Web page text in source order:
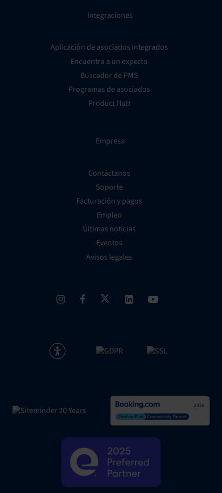
Integraciones
Aplicación de asociados integrados
Encuentra a un experto
Buscador de PMS
Programas de asociados
Product Hub
Empresa
Contáctanos
Soporte
Facturación y pagos
Empleo
Últimas noticias
Eventos
Avisos legales